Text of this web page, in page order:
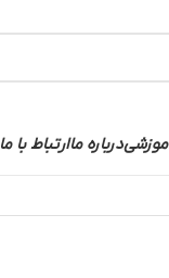
درباره ماارتباط با ما